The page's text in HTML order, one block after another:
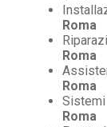
Roma
Roma
Roma
Sistemi
Roma